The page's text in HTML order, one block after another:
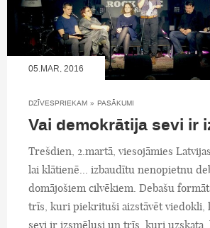
05.MAR, 2016
DZĪVESPRIEKAM » PASĀKUMI
Vai demokrātija sevi ir
Trešdien, 2.martā, viesojāmies
lai klātienē... izbaudītu nenopietnu
domājošiem cilvēkiem. Debašu
trīs, kuri piekrituši aizstāvēt viedokli,
sevi ir izsmēlusi un trīs, kuri uzskata,